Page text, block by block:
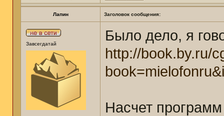
Лапин Заголовок сообщения:
Завсегдатай
Было дело, я
http://book.by.ru/
Насчет